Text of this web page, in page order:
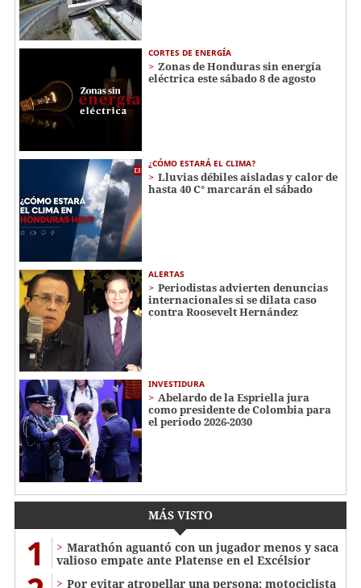
CORTES DE ENERGÍA
Zonas de Honduras sin energía
eléctrica este sábado 8 de agosto
¿CÓMO ESTARÁ EL CLIMA?
Lluvias débiles aisladas y calor de
hasta 40 C° marcarán el sábado
ALERTAS
Periodistas advierten denuncias
internacionales si se dilata caso
contra Roosevelt Hernández
INVESTIDURA
Abelardo de la Espriella jura
como presidente de Colombia para
el periodo 2026-2030
MÁS VISTO
1
Marathón aguantó con un jugador menos y saca
valioso empate ante Platense en el Excélsior
Por evitar atropellar una persona: motociclista